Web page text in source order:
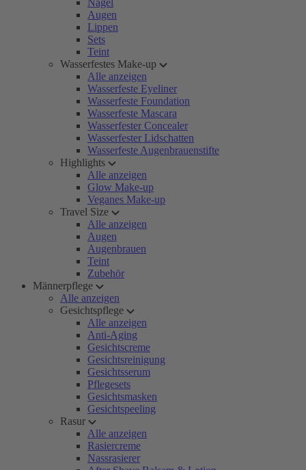
Nägel
Augen
Lippen
Sets
Teint
Wasserfestes Make-up
Alle anzeigen
Wasserfeste Eyeliner
Wasserfeste Foundation
Wasserfeste Mascara
Wasserfester Concealer
Wasserfester Lidschatten
Wasserfeste Augenbrauenstifte
Highlights
Alle anzeigen
Glow Make-up
Veganes Make-up
Travel Size
Alle anzeigen
Augen
Augenbrauen
Teint
Zubehör
Männerpflege
Alle anzeigen
Gesichtspflege
Alle anzeigen
Anti-Aging
Gesichtscreme
Gesichtsreinigung
Gesichtsserum
Pflegesets
Gesichtsmasken
Gesichtspeeling
Rasur
Alle anzeigen
Rasiercreme
Nassrasierer